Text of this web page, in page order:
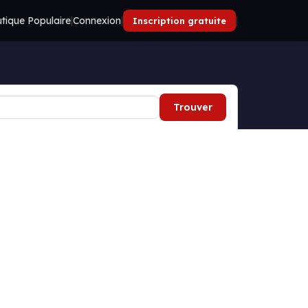
Populaire|Connexion| Inscription gratuite |
Trouver